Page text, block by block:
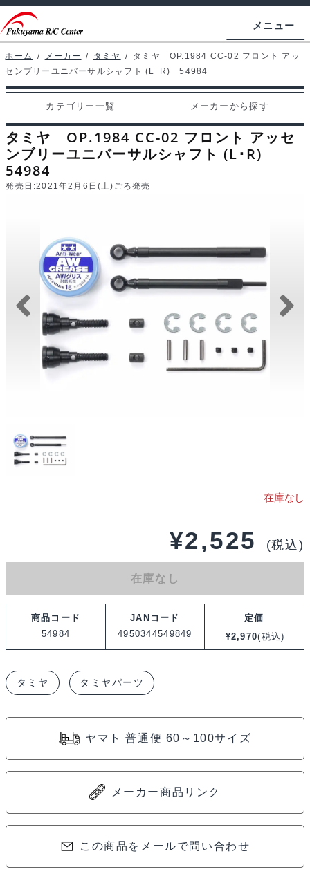
ビ
ゲ
ー
シ
ン
へ
ス
キ
ン
テ
ン
ツ
ス
キ
ッ
プ
メニュー
ホームページ
マイアカウント
カート
支払い
お問い合わせ
ブログ
ホーム / メーカー / タミヤ / タミヤ OP.1984 CC-02 フロント アッ
センブリーユニバーサルシャフト (L･R) 54984
カテゴリー一覧 メーカーから探す
タミヤ OP.1984 CC-02 フロント アッセ
ンブリーユニバーサルシャフト (L･R)
54984
発売日:2021年2月6日(土)ごろ発売
¥2,525 (税込)
在庫なし
商品コード
54984
JANコード
4950344549849
定価
¥2,970(税込)
タミヤ タミヤパーツ
ヤマト 普通便 60～100サイズ
メーカー商品リンク
この商品をメールで問い合わせ